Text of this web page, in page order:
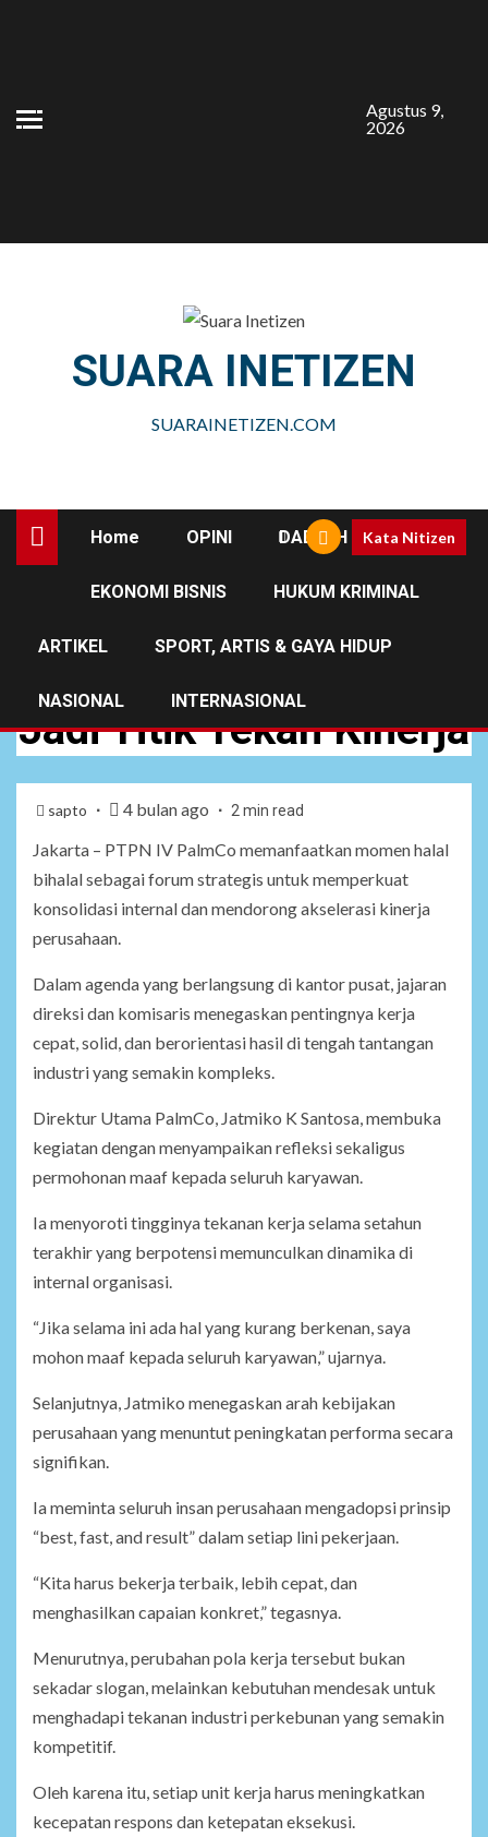
Agustus 9,
2026
SUARA INETIZEN
SUARAINETIZEN.COM
Home OPINI DAERAH
EKONOMI BISNIS HUKUM KRIMINAL
ARTIKEL SPORT, ARTIS & GAYA HIDUP
NASIONAL INTERNASIONAL
Kata Nitizen
Jadi Titik Tekan Kinerja
sapto 4 bulan ago 2 min read
Jakarta – PTPN IV PalmCo memanfaatkan momen halal
bihalal sebagai forum strategis untuk memperkuat
konsolidasi internal dan mendorong akselerasi kinerja
perusahaan.
Dalam agenda yang berlangsung di kantor pusat, jajaran
direksi dan komisaris menegaskan pentingnya kerja
cepat, solid, dan berorientasi hasil di tengah tantangan
industri yang semakin kompleks.
Direktur Utama PalmCo, Jatmiko K Santosa, membuka
kegiatan dengan menyampaikan refleksi sekaligus
permohonan maaf kepada seluruh karyawan.
Ia menyoroti tingginya tekanan kerja selama setahun
terakhir yang berpotensi memunculkan dinamika di
internal organisasi.
“Jika selama ini ada hal yang kurang berkenan, saya
mohon maaf kepada seluruh karyawan,” ujarnya.
Selanjutnya, Jatmiko menegaskan arah kebijakan
perusahaan yang menuntut peningkatan performa secara
signifikan.
Ia meminta seluruh insan perusahaan mengadopsi prinsip
“best, fast, and result” dalam setiap lini pekerjaan.
“Kita harus bekerja terbaik, lebih cepat, dan
menghasilkan capaian konkret,” tegasnya.
Menurutnya, perubahan pola kerja tersebut bukan
sekadar slogan, melainkan kebutuhan mendesak untuk
menghadapi tekanan industri perkebunan yang semakin
kompetitif.
Oleh karena itu, setiap unit kerja harus meningkatkan
kecepatan respons dan ketepatan eksekusi.